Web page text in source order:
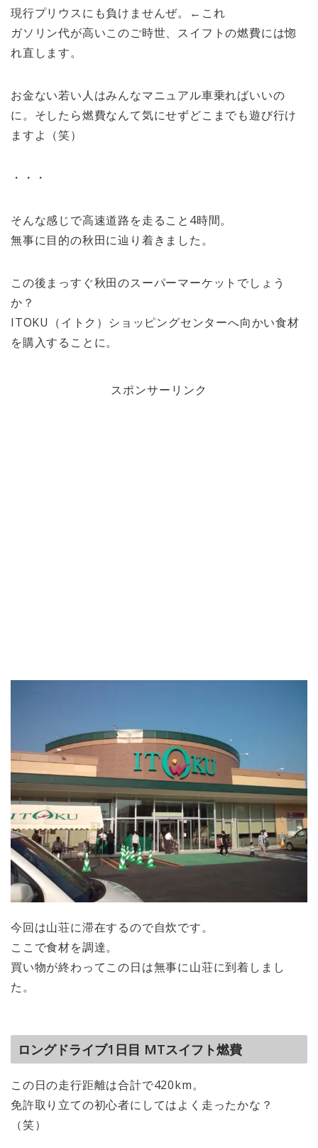
現行プリウスにも負けませんぜ。←これ
ガソリン代が高いこのご時世、スイフトの燃費には惚
れ直します。
お金ない若い人はみんなマニュアル車乗ればいいの
に。そしたら燃費なんて気にせずどこまでも遊び行け
ますよ（笑）
・・・
そんな感じで高速道路を走ること4時間。
無事に目的の秋田に辿り着きました。
この後まっすぐ秋田のスーパーマーケットでしょう
か？
ITOKU（イトク）ショッピングセンターへ向かい食材
を購入することに。
スポンサーリンク
今回は山荘に滞在するので自炊です。
ここで食材を調達。
買い物が終わってこの日は無事に山荘に到着しまし
た。
ロングドライブ1日目 MTスイフト燃費
この日の走行距離は合計で420km。
免許取り立ての初心者にしてはよく走ったかな？
（笑）